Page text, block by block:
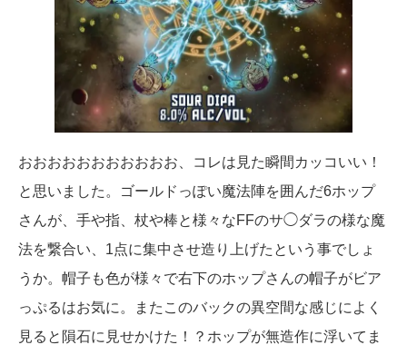
おおおおおおおおおおお、コレは見た瞬間カッコいい！
と思いました。ゴールドっぽい魔法陣を囲んだ6ホップ
さんが、手や指、杖や棒と様々なFFのサ◯ダラの様な魔
法を繋合い、1点に集中させ造り上げたという事でしょ
うか。帽子も色が様々で右下のホップさんの帽子がビア
っぷるはお気に。またこのバックの異空間な感じによく
見ると隕石に見せかけた！？ホップが無造作に浮いてま